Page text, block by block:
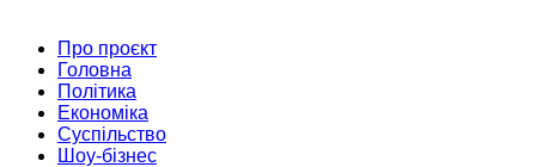
Про проєкт
Головна
Політика
Економіка
Суспільство
Шоу-бізнес